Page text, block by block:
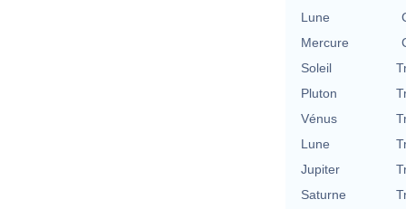
Lune
Mercure
Soleil
Pluton
Vénus
Lune
Jupiter
Saturne